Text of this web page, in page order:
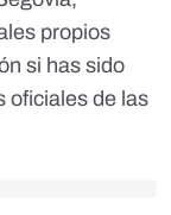
propios
si has sido
oficiales de las